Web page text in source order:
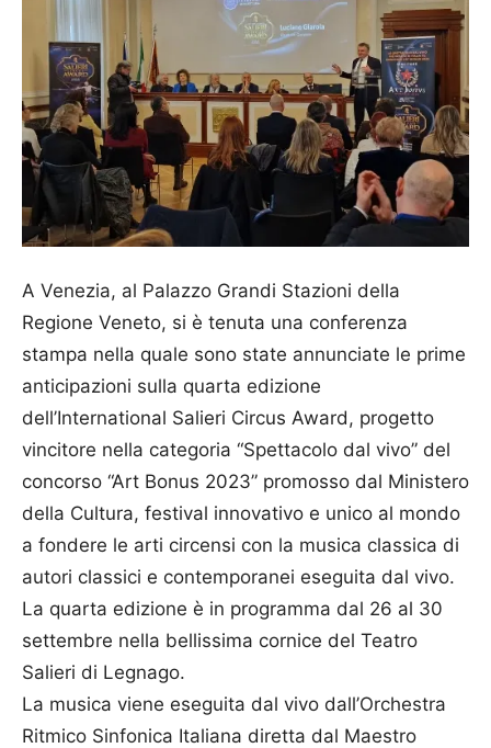
A Venezia, al Palazzo Grandi Stazioni della
Regione Veneto, si è tenuta una conferenza
stampa nella quale sono state annunciate le prime
anticipazioni sulla quarta edizione
dell’International Salieri Circus Award, progetto
vincitore nella categoria “Spettacolo dal vivo” del
concorso “Art Bonus 2023” promosso dal Ministero
della Cultura, festival innovativo e unico al mondo
a fondere le arti circensi con la musica classica di
autori classici e contemporanei eseguita dal vivo.
La quarta edizione è in programma dal 26 al 30
settembre nella bellissima cornice del Teatro
Salieri di Legnago.
La musica viene eseguita dal vivo dall’Orchestra
Ritmico Sinfonica Italiana diretta dal Maestro